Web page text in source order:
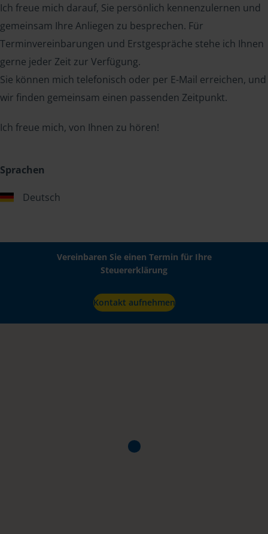
Ich freue mich darauf, Sie persönlich kennenzulernen und
gemeinsam Ihre Anliegen zu besprechen. Für
Terminvereinbarungen und Erstgespräche stehe ich Ihnen
gerne jeder Zeit zur Verfügung.
Sie können mich telefonisch oder per E-Mail erreichen, und
wir finden gemeinsam einen passenden Zeitpunkt.
Ich freue mich, von Ihnen zu hören!
Sprachen
Deutsch
Vereinbaren Sie einen Termin für Ihre
Steuererklärung
Kontakt aufnehmen